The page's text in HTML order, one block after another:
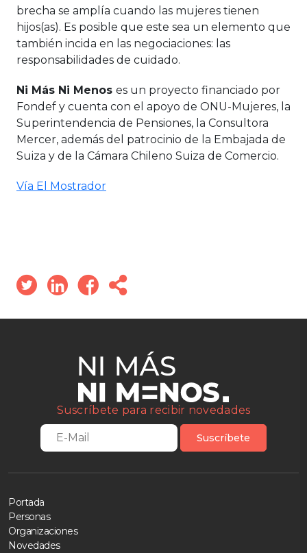
brecha se amplía cuando las mujeres tienen
hijos(as). Es posible que este sea un elemento que
también incida en las negociaciones: las
responsabilidades de cuidado.
Ni Más Ni Menos es un proyecto financiado por
Fondef y cuenta con el apoyo de ONU-Mujeres, la
Superintendencia de Pensiones, la Consultora
Mercer, además del patrocinio de la Embajada de
Suiza y de la Cámara Chileno Suiza de Comercio.
Vía El Mostrador
Suscríbete para recibir novedades
Suscríbete
Portada
Personas
Organizaciones
Novedades